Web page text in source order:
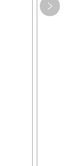
關閉